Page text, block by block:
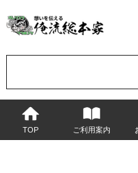
TOP ご利用案内